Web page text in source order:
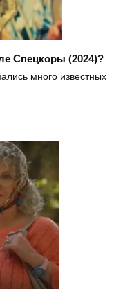
Спецкоры (2024)?
много известных